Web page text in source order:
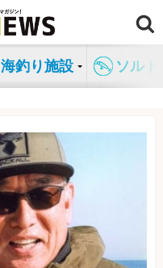
海釣り施設 ソル